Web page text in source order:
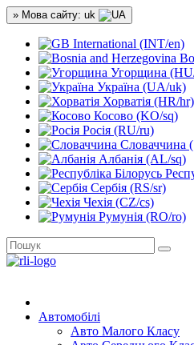
» Мова сайту: uk
International (INT/en)
Угорщина
Україна (UA/uk)
Хорватія (HR/hr)
Косово (KO/sq)
Росія (RU/ru)
Словаччина
Албанія (AL/sq)
Сербія (RS/sr)
Чехія (CZ/cs)
Румунія (RO/ro)
Автомобілі
Авто Малого Класу